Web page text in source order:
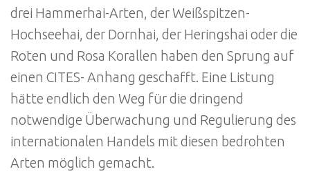
drei Hammerhai-Arten, der Weißspitzen-
Hochseehai, der Dornhai, der Heringshai oder die
Roten und Rosa Korallen haben den Sprung auf
einen CITES- Anhang geschafft. Eine Listung
hätte endlich den Weg für die dringend
notwendige Überwachung und Regulierung des
internationalen Handels mit diesen bedrohten
Arten möglich gemacht.